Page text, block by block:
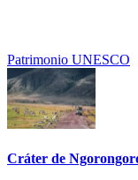
Patrimonio UNESCO
Cráter de